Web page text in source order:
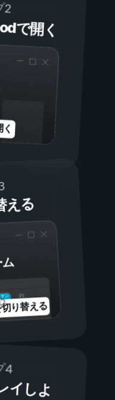
2
で開く
える
オン
り替える
4
イしよ